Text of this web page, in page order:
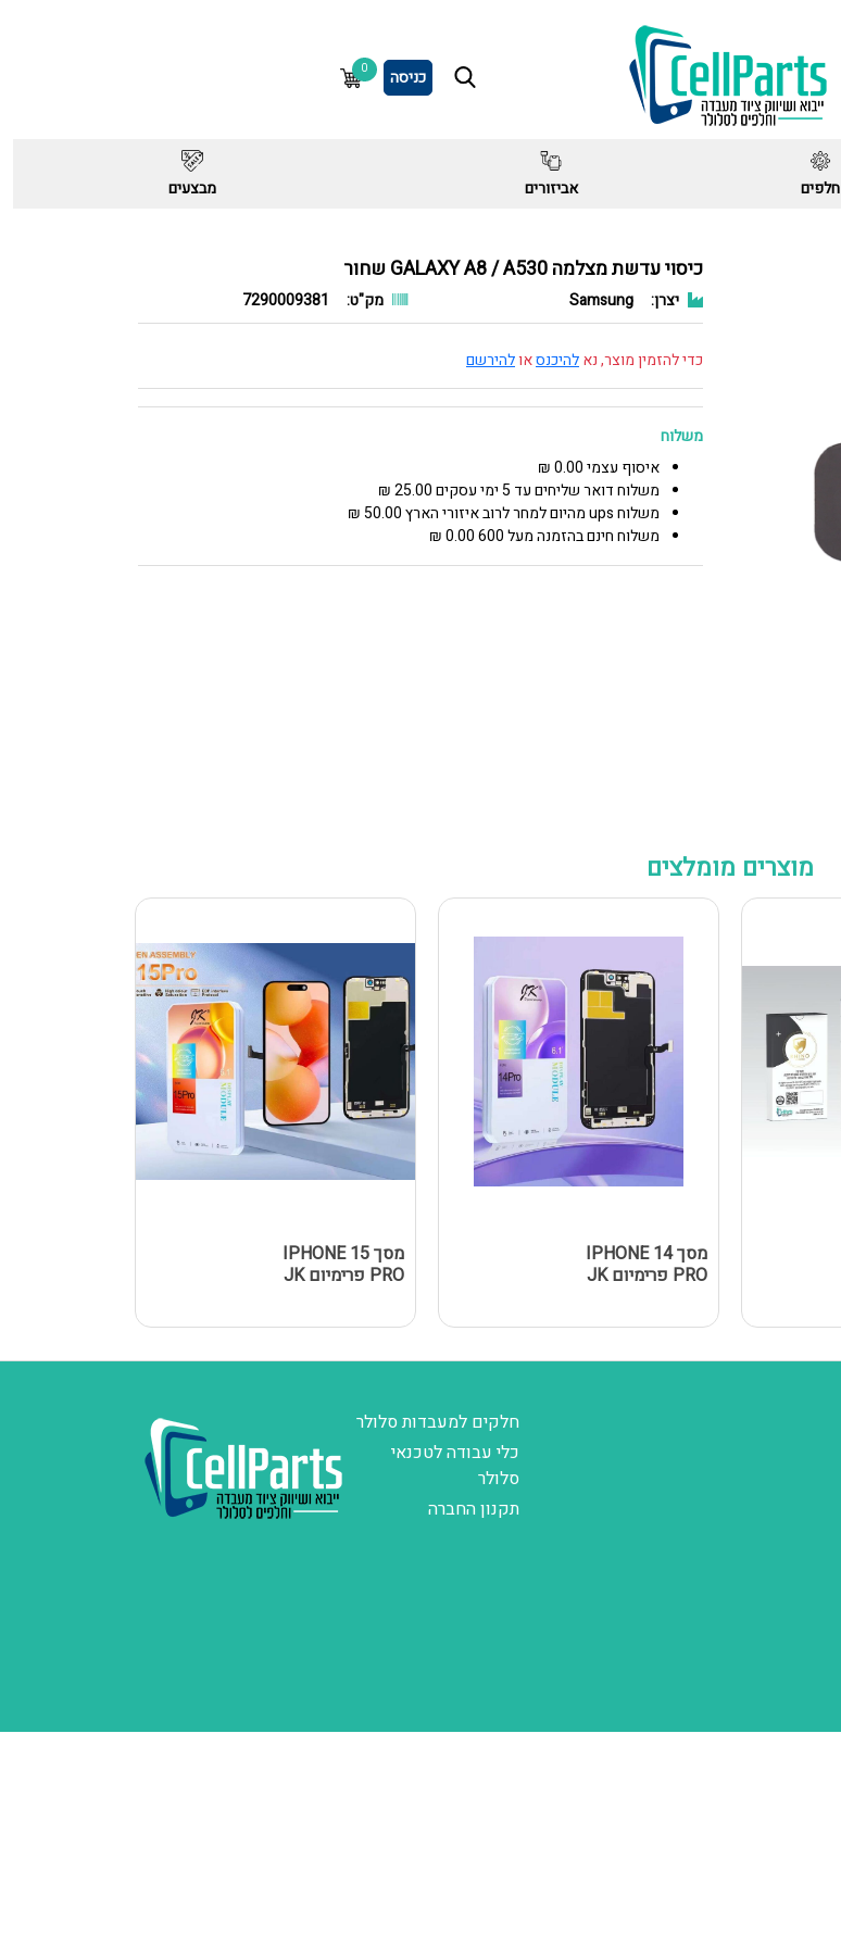
כניסה 0
חלפים אביזורים
מבצעים
כיסוי עדשת מצלמה GALAXY A8 / A530 שחור
יצרן: Samsung מק"ט: 7290009381
כדי להזמין מוצר, נאלהיכנסאולהירשם
משלוח
איסוף עצמי 0.00 ₪
משלוח דואר שליחים עד 5 ימי עסקים 25.00 ₪
משלוח ups מהיום למחר לרוב איזורי הארץ 50.00 ₪
משלוח חינם בהזמנה מעל 600 0.00 ₪
מוצרים מומלצים
מסך IPHONE 14
PRO פרימיום JK
מסך IPHONE 15
PRO פרימיום JK
חלקים למעבדות סלולר
כלי עבודה לטכנאי
סלולר
תקנון החברה